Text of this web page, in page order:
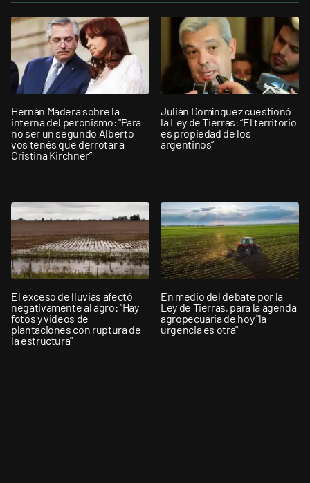
Hernán Madera sobre la
interna del peronismo: "Para
no ser un segundo Alberto
vos tenés que derrotar a
Cristina Kirchner”
Julián Domínguez cuestionó
la Ley de Tierras: “El territorio
es propiedad de los
argentinos”
El exceso de lluvias afectó
negativamente al agro: "Hay
fotos y videos de
plantaciones con ruptura de
la estructura"
En medio del debate por la
Ley de Tierras, para la agenda
agropecuaria de hoy "la
urgencia es otra"